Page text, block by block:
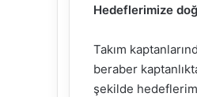
Hedeflerimize
Takım
beraber
şekilde